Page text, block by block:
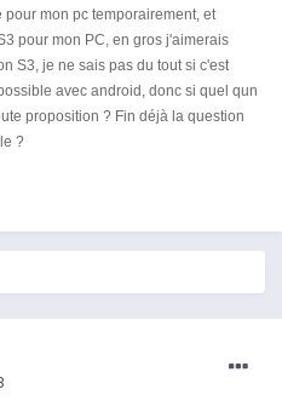
mon pc temporairement, et
pour mon PC, en gros j'aimerais
S3, je ne sais pas du tout si c'est
avec android, donc si quel qun
proposition ? Fin déjà la question
?